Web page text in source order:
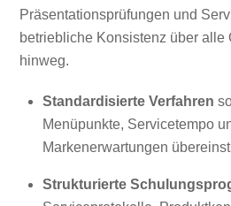
Präsentationsprüfungen und
betriebliche Konsistenz über alle
hinweg.
Standardisierte Verfahren
Menüpunkte, Servicetempo
Markenerwartungen
Strukturierte